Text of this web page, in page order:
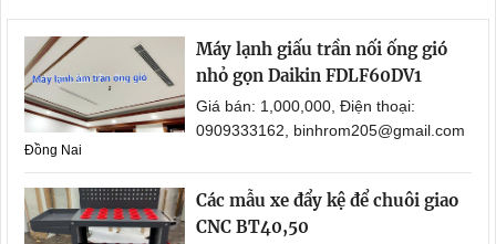
Máy lạnh giấu trần nối ống gió
nhỏ gọn Daikin FDLF60DV1
Giá bán: 1,000,000, Điện thoại:
0909333162, binhrom205@gmail.com
Đồng Nai
Các mẫu xe đẩy kệ để chuôi giao
CNC BT40,50